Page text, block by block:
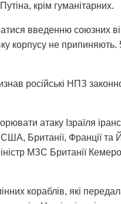
крім гуманітарних.
введенню союзних
корпусу не
російські НПЗ
атаку Ізраїля
США, Британії, Франції та
МЗС Британії
кораблів, які